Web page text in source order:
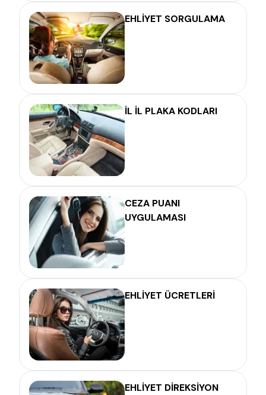
EHLİYET SORGULAMA
İL İL PLAKA KODLARI
CEZA PUANI
UYGULAMASI
EHLİYET ÜCRETLERİ
EHLİYET DİREKSİYON